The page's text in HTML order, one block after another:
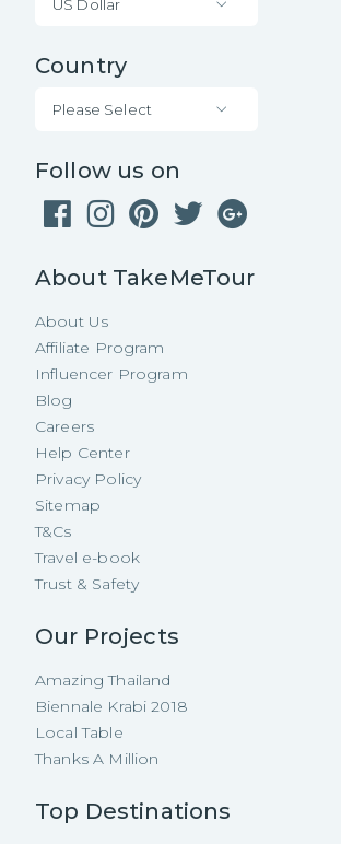
US Dollar
Country
Please Select
Follow us on
About TakeMeTour
About Us
Affiliate Program
Influencer Program
Blog
Careers
Help Center
Privacy Policy
Sitemap
T&Cs
Travel e-book
Trust & Safety
Our Projects
Amazing Thailand
Biennale Krabi 2018
Local Table
Thanks A Million
Top Destinations